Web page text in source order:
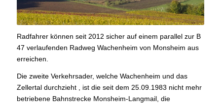
Radfahrer können seit 2012 sicher auf einem parallel zur B
47 verlaufenden Radweg Wachenheim von Monsheim aus
erreichen.
Die zweite Verkehrsader, welche Wachenheim und das
Zellertal durchzieht , ist die seit dem 25.09.1983 nicht mehr
betriebene Bahnstrecke Monsheim-Langmail, die